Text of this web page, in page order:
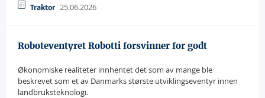
Traktor 25.06.2026
Roboteventyret Robotti forsvinner for godt
Økonomiske realiteter innhentet det som av mange ble
beskrevet som et av Danmarks største utviklingseventyr innen
landbruksteknologi.